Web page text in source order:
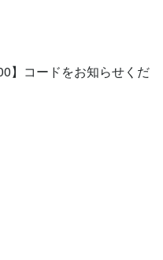
】コードをお知らせくだ